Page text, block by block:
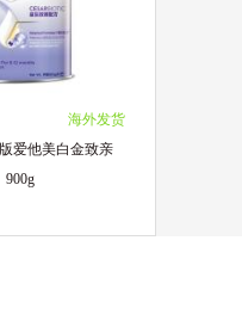
海外发货
爱他美白金致亲
900g